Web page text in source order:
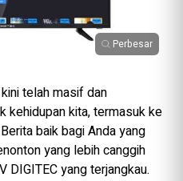
Perbesar
telah masif dan
kehidupan kita, termasuk ke
baik bagi Anda yang
yang lebih canggih
DIGITEC yang terjangkau.